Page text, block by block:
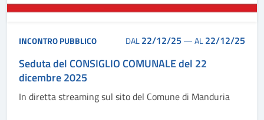
INCONTRO PUBBLICO DAL22/12/25 —AL22/12/25
Seduta del CONSIGLIO COMUNALE del 22
dicembre 2025
In diretta streaming sul sito del Comune di Manduria